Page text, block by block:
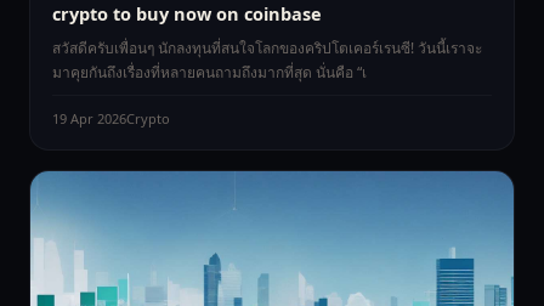
crypto to buy now on coinbase
สวัสดีครับเพื่อนๆ นักลงทุนที่สนใจโลกของคริปโตเคอร์เรนซี! วันนี้เราจะ
มาคุยกันถึงเรื่องที่หลายคนถามถึงมากที่สุด นั่นคือ “เ
19 Apr 2026Crypto